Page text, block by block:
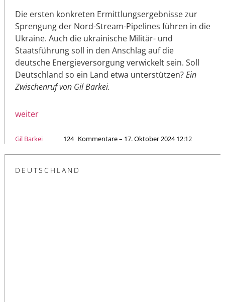
Die ersten konkreten Ermittlungsergebnisse zur
Sprengung der Nord-Stream-Pipelines führen in die
Ukraine. Auch die ukrainische Militär- und
Staatsführung soll in den Anschlag auf die
deutsche Energieversorgung verwickelt sein. Soll
Deutschland so ein Land etwa unterstützen?Ein
Zwischenruf von Gil Barkei.
weiter
Gil Barkei 124 Kommentare – 17. Oktober 2024 12:12
DEUTSCHLAND